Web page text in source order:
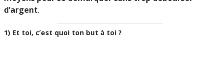
d’argent.
1) Et toi, c’est quoi ton but à toi ?